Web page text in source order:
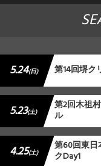
5.24(日) 第14回堺ク
5.23(土) 第2回木祖
ル
4.25(土) 第60回東日
クDay1